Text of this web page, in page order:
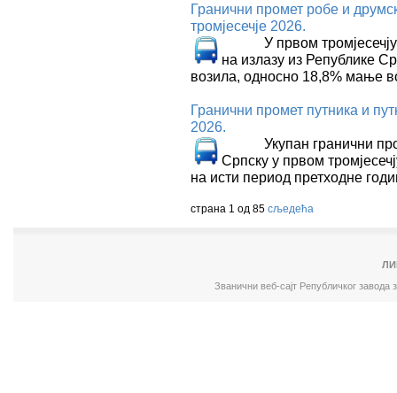
Гранични промет робе и
тромјесечје 2026.
У првом тромјесечју
на излазу из Републике
возила, односно 18,8% мање
Гранични промет путника и
2026.
Укупан гранични
Српску у првом
на исти период претходне
страна 1 од 85 сљедећа
Званични веб-сајт Републичког